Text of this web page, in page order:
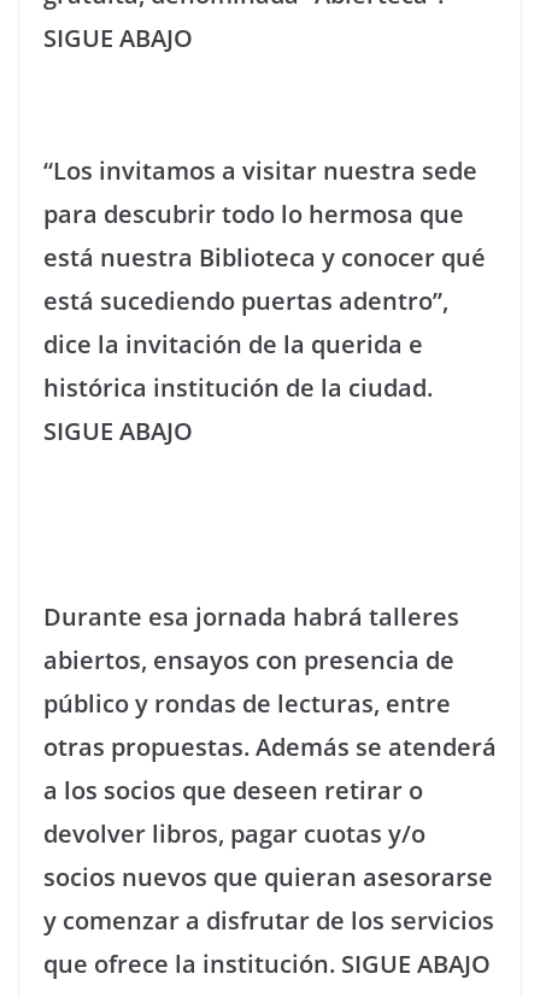
SIGUE ABAJO
“Los invitamos a visitar nuestra sede
para descubrir todo lo hermosa que
está nuestra Biblioteca y conocer qué
está sucediendo puertas adentro”,
dice la invitación de la querida e
histórica institución de la ciudad.
SIGUE ABAJO
Durante esa jornada habrá talleres
abiertos, ensayos con presencia de
público y rondas de lecturas, entre
otras propuestas. Además se atenderá
a los socios que deseen retirar o
devolver libros, pagar cuotas y/o
socios nuevos que quieran asesorarse
y comenzar a disfrutar de los servicios
que ofrece la institución. SIGUE ABAJO